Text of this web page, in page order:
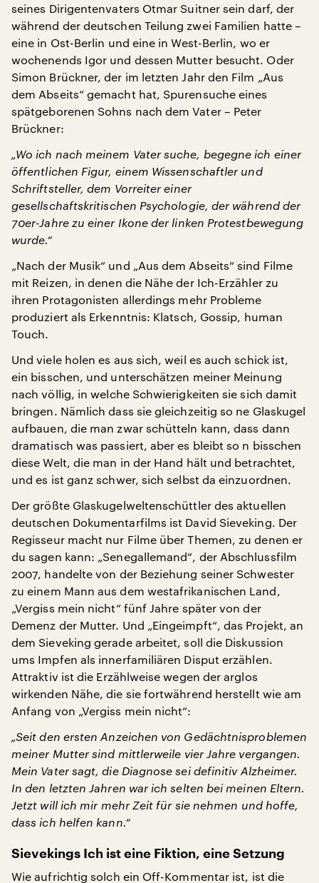
seines Dirigentenvaters Otmar Suitner sein darf, der
während der deutschen Teilung zwei Familien hatte –
eine in Ost-Berlin und eine in West-Berlin, wo er
wochenends Igor und dessen Mutter besucht. Oder
Simon Brückner, der im letzten Jahr den Film „Aus
dem Abseits“ gemacht hat, Spurensuche eines
spätgeborenen Sohns nach dem Vater – Peter
Brückner:
„Wo ich nach meinem Vater suche, begegne ich einer
öffentlichen Figur, einem Wissenschaftler und
Schriftsteller, dem Vorreiter einer
gesellschaftskritischen Psychologie, der während der
70er-Jahre zu einer Ikone der linken Protestbewegung
wurde.“
„Nach der Musik“ und „Aus dem Abseits“ sind Filme
mit Reizen, in denen die Nähe der Ich-Erzähler zu
ihren Protagonisten allerdings mehr Probleme
produziert als Erkenntnis: Klatsch, Gossip, human
Touch.
Und viele holen es aus sich, weil es auch schick ist,
ein bisschen, und unterschätzen meiner Meinung
nach völlig, in welche Schwierigkeiten sie sich damit
bringen. Nämlich dass sie gleichzeitig so ne Glaskugel
aufbauen, die man zwar schütteln kann, dass dann
dramatisch was passiert, aber es bleibt so n bisschen
diese Welt, die man in der Hand hält und betrachtet,
und es ist ganz schwer, sich selbst da einzuordnen.
Der größte Glaskugelweltenschüttler des aktuellen
deutschen Dokumentarfilms ist David Sieveking. Der
Regisseur macht nur Filme über Themen, zu denen er
du sagen kann: „Senegallemand“, der Abschlussfilm
2007, handelte von der Beziehung seiner Schwester
zu einem Mann aus dem westafrikanischen Land,
„Vergiss mein nicht“ fünf Jahre später von der
Demenz der Mutter. Und „Eingeimpft“, das Projekt, an
dem Sieveking gerade arbeitet, soll die Diskussion
ums Impfen als innerfamiliären Disput erzählen.
Attraktiv ist die Erzählweise wegen der arglos
wirkenden Nähe, die sie fortwährend herstellt wie am
Anfang von „Vergiss mein nicht“:
„Seit den ersten Anzeichen von Gedächtnisproblemen
meiner Mutter sind mittlerweile vier Jahre vergangen.
Mein Vater sagt, die Diagnose sei definitiv Alzheimer.
In den letzten Jahren war ich selten bei meinen Eltern.
Jetzt will ich mir mehr Zeit für sie nehmen und hoffe,
dass ich helfen kann.“
Sievekings Ich ist eine Fiktion, eine Setzung
Wie aufrichtig solch ein Off-Kommentar ist, ist die